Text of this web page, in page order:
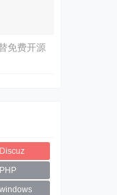
免费开源
Discuz
PHP
windows